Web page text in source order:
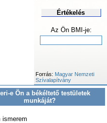
Értékelés
Az Ön BMI-je:
Forrás: Magyar Nemzeti
Szívalapítvány
e Ön a békéltető testületek
munkáját?
ismerem